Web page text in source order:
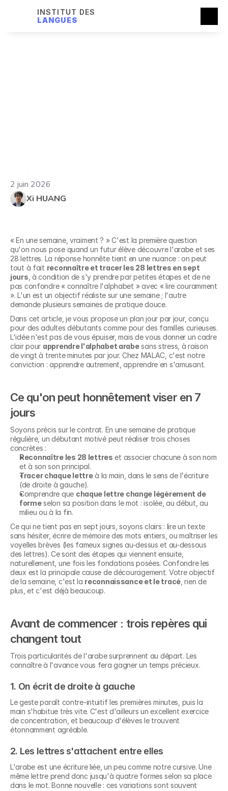
INSTITUT DES
LANGUES
semaine : c'est réaliste ?
Xi HUANG
2 juin 2026
« En une semaine, vraiment ? » C'est la première question
qu'on nous pose quand un futur élève découvre l'arabe et ses
28 lettres. La réponse honnête tient en une nuance : on peut
tout à fait reconnaître et tracer les 28 lettres en sept
jours , à condition de s'y prendre par petites étapes et de ne
pas confondre « connaître l'alphabet » avec « lire couramment
». L'un est un objectif réaliste sur une semaine ; l'autre
demande plusieurs semaines de pratique douce.
Dans cet article, je vous propose un plan jour par jour, conçu
pour des adultes débutants comme pour des familles curieuses.
L'idée n'est pas de vous épuiser, mais de vous donner un cadre
clair pour apprendre l'alphabet arabe sans stress, à raison
de vingt à trente minutes par jour. Chez MALAC, c'est notre
conviction : apprendre autrement, apprendre en s'amusant.
Ce qu'on peut honnêtement viser en 7
jours
Soyons précis sur le contrat. En une semaine de pratique
régulière, un débutant motivé peut réaliser trois choses
concrètes :
Reconnaître les 28 lettres et associer chacune à son nom
et à son son principal.
Tracer chaque lettre à la main, dans le sens de l'écriture
(de droite à gauche).
Comprendre que chaque lettre change légèrement de
forme selon sa position dans le mot : isolée, au début, au
milieu ou à la fin.
Ce qui ne tient pas en sept jours, soyons clairs : lire un texte
sans hésiter, écrire de mémoire des mots entiers, ou maîtriser les
voyelles brèves (les fameux signes au-dessus et au-dessous
des lettres). Ce sont des étapes qui viennent ensuite,
naturellement, une fois les fondations posées. Confondre les
deux est la principale cause de découragement. Votre objectif
de la semaine, c'est la reconnaissance et le tracé , rien de
plus, et c'est déjà beaucoup.
Avant de commencer : trois repères qui
changent tout
Trois particularités de l'arabe surprennent au départ. Les
connaître à l'avance vous fera gagner un temps précieux.
1. On écrit de droite à gauche
Le geste paraît contre-intuitif les premières minutes, puis la
main s'habitue très vite. C'est d'ailleurs un excellent exercice
de concentration, et beaucoup d'élèves le trouvent
étonnamment agréable.
2. Les lettres s'attachent entre elles
L'arabe est une écriture liée, un peu comme notre cursive. Une
même lettre prend donc jusqu'à quatre formes selon sa place
dans le mot. Bonne nouvelle : ces variations sont souvent